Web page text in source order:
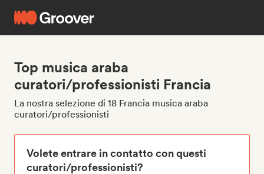
Top musica araba
curatori/professionisti Francia
La nostra selezione di 18 Francia musica araba
curatori/professionisti
Volete entrare in contatto con questi
curatori/professionisti?